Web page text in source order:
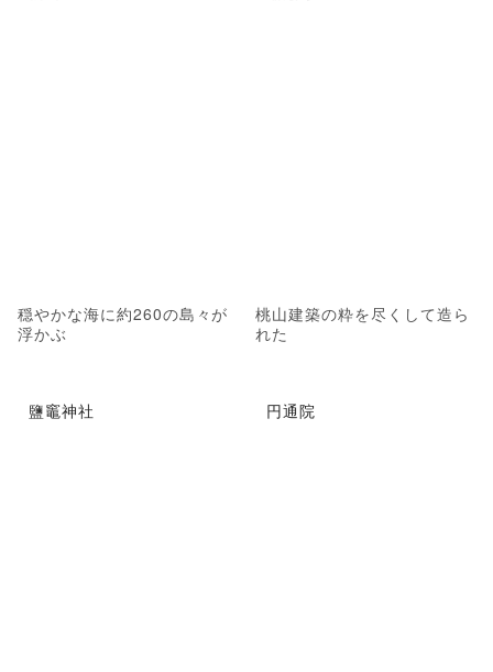
穏やかな海に約260の島々が
浮かぶ
桃山建築の粋を尽くして造ら
れた
鹽竈神社 円通院